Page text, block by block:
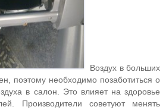
Воздух в больших
поэтому необходимо позаботиться о
в салон. Это влияет на здоровье
Производители советуют менять